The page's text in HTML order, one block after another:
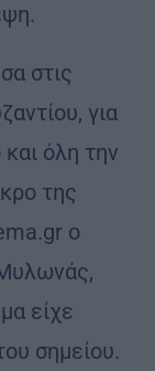
στις
για
όλη την
της
ο
είχε
σημείου.